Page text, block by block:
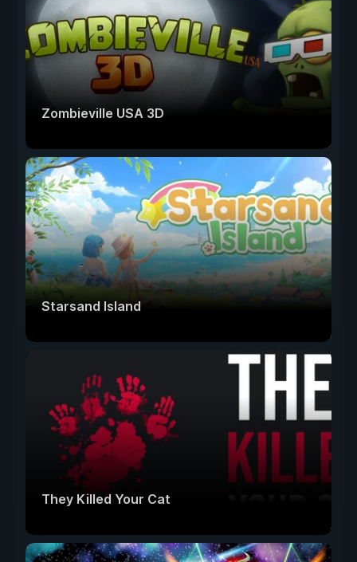
Zombieville USA 3D
Starsand Island
They Killed Your Cat